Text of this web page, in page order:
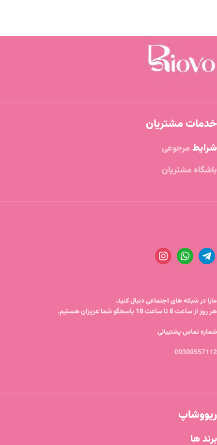
خدمات مشتریان
شرایط مرجوعی
باشگاه مشتریان
مارا در شبکه های اجتماعی دنبال کنید.
هر روز از ساعت 8 تا ساعت 18 پاسخگو شما عزیزان هستیم.
شماره تماس پشتیبانی
09300557112
ریووشاپ
برند ها